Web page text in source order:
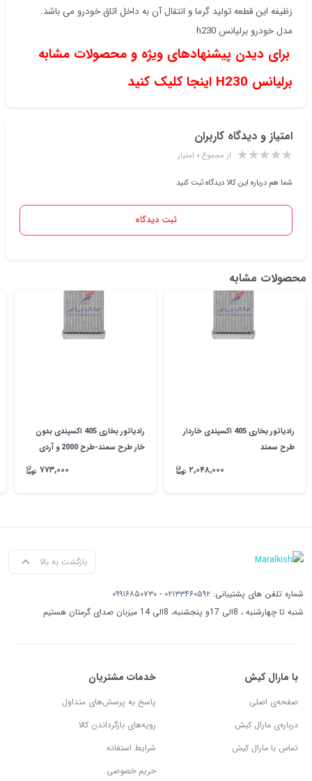
زظیفه این قطعه تولید گرما و انتقال آن به داخل اتاق خودرو می باشد.
مدل خودرو برلیانس h230
برای دیدن پیشنهادهای ویژه و محصولات مشابه
برلیانس H230 اینجا کلیک کنید
امتیاز و دیدگاه کاربران
از مجموع ۰ امتیاز
شما هم درباره این کالا دیدگاه ثبت کنید
ثبت دیدگاه
محصولات مشابه
رادیاتور بخاری 405 اکسپندی خاردار
طرح سمند
۲,۰۴۸,۰۰۰
رادیاتور بخاری 405 اکسپندی بدون
خار طرح سمند-طرح 2000 و آردی
۷۷۳,۰۰۰
بازگشت به بالا
شماره تلفن های پشتیبانی: ۰۲۱۳۳۴۶۰۵۹۲ - ۰۹۹۱۶۸۵۰۷۳۰
شنبه تا چهارشنبه ، 8الی 17و پنجشنبه، 8الی 14 میزبان صدای گرمتان هستیم
با مارال کیش
صفحه‌ی اصلی
درباره‌ی مارال کیش
تماس با مارال کیش
خدمات مشتریان
پاسخ به پرسش‌های متداول
رویه‌های بازگرداندن کالا
شرایط استفاده
حریم خصوصی